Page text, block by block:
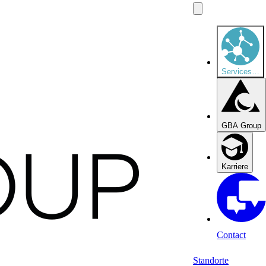
Services
GBA Group
Karriere
Contact
Standorte